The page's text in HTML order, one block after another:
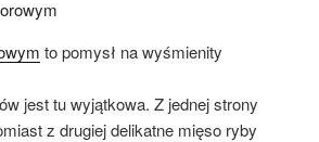
to pomysł na wyśmienity
jest tu wyjątkowa. Z jednej strony
z drugiej delikatne mięso ryby